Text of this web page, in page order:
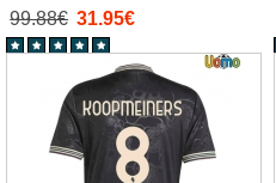
Manica Corta
99.88€ 31.95€